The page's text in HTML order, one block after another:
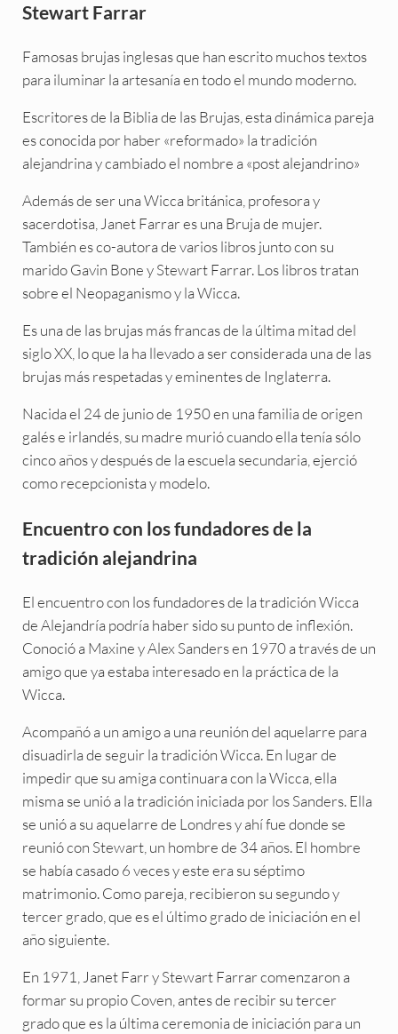
Stewart Farrar
Famosas brujas inglesas que han escrito muchos textos
para iluminar la artesanía en todo el mundo moderno.
Escritores de la Biblia de las Brujas, esta dinámica pareja
es conocida por haber «reformado» la tradición
alejandrina y cambiado el nombre a «post alejandrino»
Además de ser una Wicca británica, profesora y
sacerdotisa, Janet Farrar es una Bruja de mujer.
También es co-autora de varios libros junto con su
marido Gavin Bone y Stewart Farrar. Los libros tratan
sobre el Neopaganismo y la Wicca.
Es una de las brujas más francas de la última mitad del
siglo XX, lo que la ha llevado a ser considerada una de las
brujas más respetadas y eminentes de Inglaterra.
Nacida el 24 de junio de 1950 en una familia de origen
galés e irlandés, su madre murió cuando ella tenía sólo
cinco años y después de la escuela secundaria, ejerció
como recepcionista y modelo.
Encuentro con los fundadores de la
tradición alejandrina
El encuentro con los fundadores de la tradición Wicca
de Alejandría podría haber sido su punto de inflexión.
Conoció a Maxine y Alex Sanders en 1970 a través de un
amigo que ya estaba interesado en la práctica de la
Wicca.
Acompañó a un amigo a una reunión del aquelarre para
disuadirla de seguir la tradición Wicca. En lugar de
impedir que su amiga continuara con la Wicca, ella
misma se unió a la tradición iniciada por los Sanders. Ella
se unió a su aquelarre de Londres y ahí fue donde se
reunió con Stewart, un hombre de 34 años. El hombre
se había casado 6 veces y este era su séptimo
matrimonio. Como pareja, recibieron su segundo y
tercer grado, que es el último grado de iniciación en el
año siguiente.
En 1971, Janet Farr y Stewart Farrar comenzaron a
formar su propio Coven, antes de recibir su tercer
grado que es la última ceremonia de iniciación para un